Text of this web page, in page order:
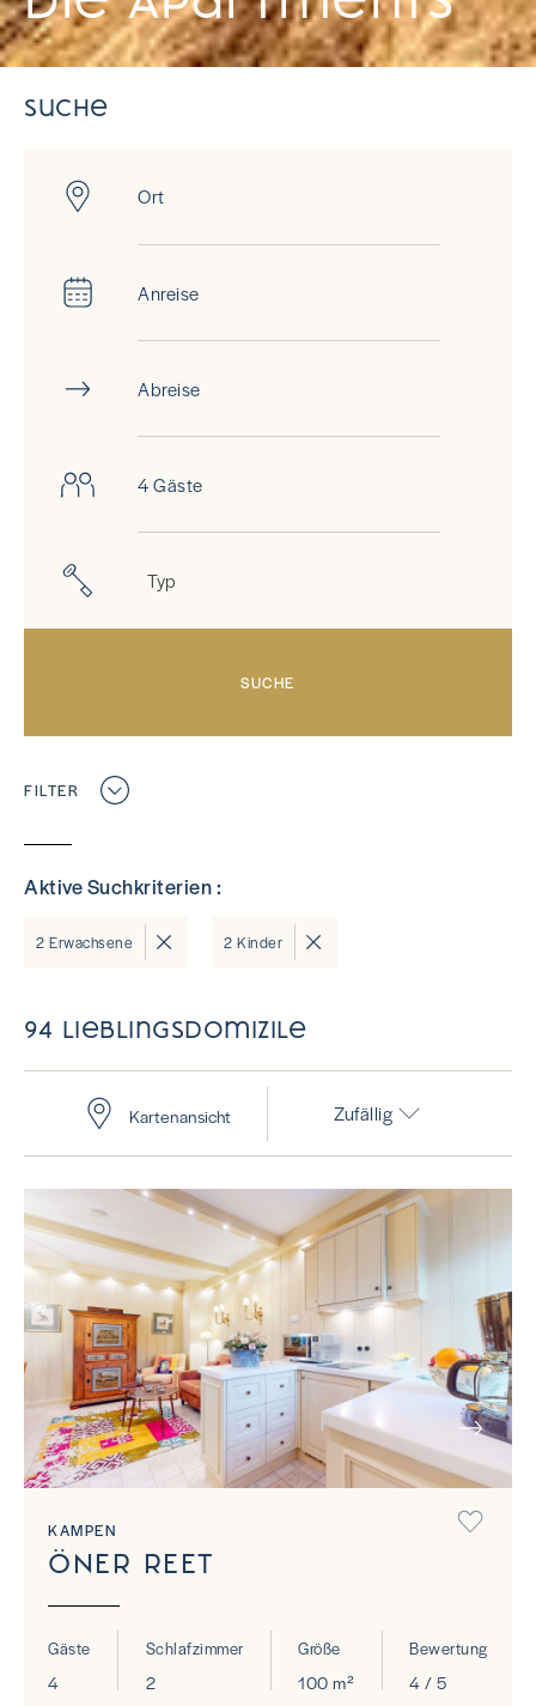
Suche
Ort
Anreise
Abreise
4 Gäste
Typ
FILTER
94 Lieblingsdomizile
Kartenansicht Zufällig
Aktive Suchkriterien :
2 Erwachsene 2 Kinder
NEXT
KAMPEN
ÖNER REET
Gäste
4
Schlafzimmer
2
Größe
100 m²
Bewertung
4 / 5